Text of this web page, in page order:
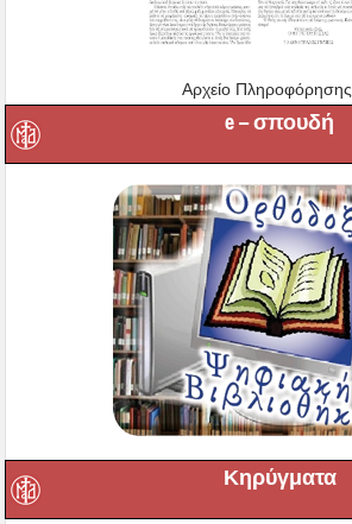
Αρχείο Πληροφόρησης
e – σπουδή
Κηρύγματα